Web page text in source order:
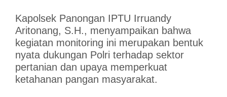
Kapolsek Panongan IPTU Irruandy
Aritonang, S.H., menyampaikan bahwa
kegiatan monitoring ini merupakan bentuk
nyata dukungan Polri terhadap sektor
pertanian dan upaya memperkuat
ketahanan pangan masyarakat.